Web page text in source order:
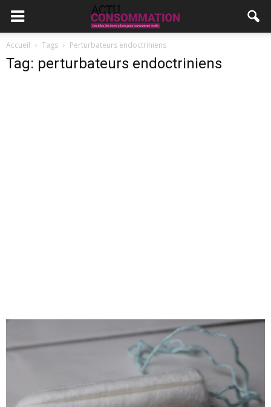
Accueil Tags Perturbateurs endoctriniens
Tag: perturbateurs endoctriniens